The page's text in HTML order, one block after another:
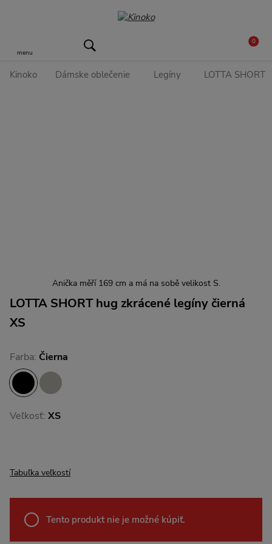
menu
0
Kinoko Dámske oblečenie Legíny LOTTA SHORT
Anička měří 169 cm a má na sobě velikost S.
LOTTA SHORT hug zkrácené legíny čierná
XS
Farba: Čierna
Veľkosť: XS
Tabuľka veľkostí
Tento produkt nie je možné kúpiť.